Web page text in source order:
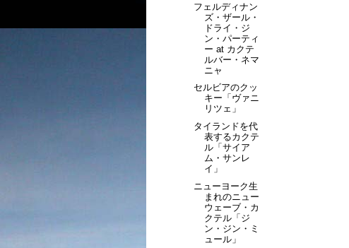
フェルディナン
ズ・ザール・
ドライ・ジ
ン・パーティ
ー at カクテ
ルバー・ネマ
ニャ
セルビアのクッ
キー「ヴァニ
リツェ」
タイランドを代
表するカクテ
ル「サイア
ム・サンレ
イ」
ニューヨーク生
まれのニュー
ウェーブ・カ
クテル「ジ
ン・ジン・ミ
ュール」